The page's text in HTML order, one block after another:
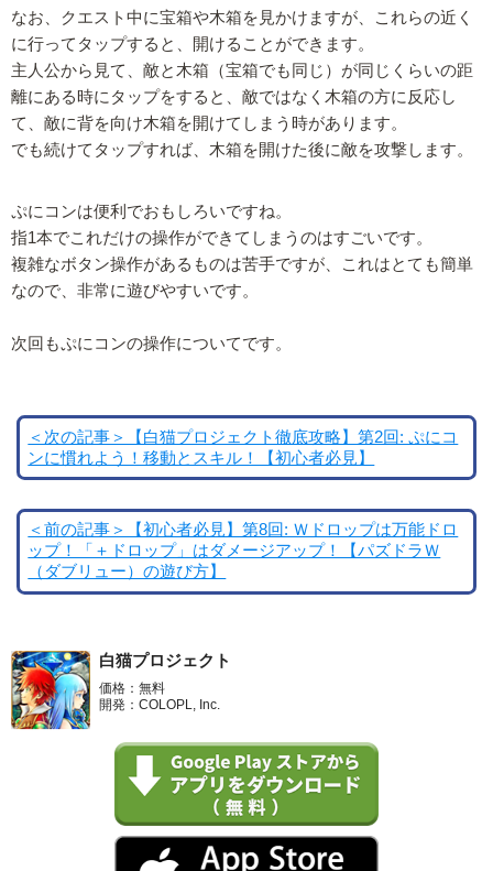
なお、クエスト中に宝箱や木箱を見かけますが、これらの近く
に行ってタップすると、開けることができます。
主人公から見て、敵と木箱（宝箱でも同じ）が同じくらいの距
離にある時にタップをすると、敵ではなく木箱の方に反応し
て、敵に背を向け木箱を開けてしまう時があります。
でも続けてタップすれば、木箱を開けた後に敵を攻撃します。
ぷにコンは便利でおもしろいですね。
指1本でこれだけの操作ができてしまうのはすごいです。
複雑なボタン操作があるものは苦手ですが、これはとても簡単
なので、非常に遊びやすいです。
次回もぷにコンの操作についてです。
＜次の記事＞【白猫プロジェクト徹底攻略】第2回: ぷにコ
ンに慣れよう！移動とスキル！【初心者必見】
＜前の記事＞【初心者必見】第8回: Ｗドロップは万能ドロ
ップ！「＋ドロップ」はダメージアップ！【パズドラＷ
（ダブリュー）の遊び方】
白猫プロジェクト
価格：無料
開発：COLOPL, Inc.